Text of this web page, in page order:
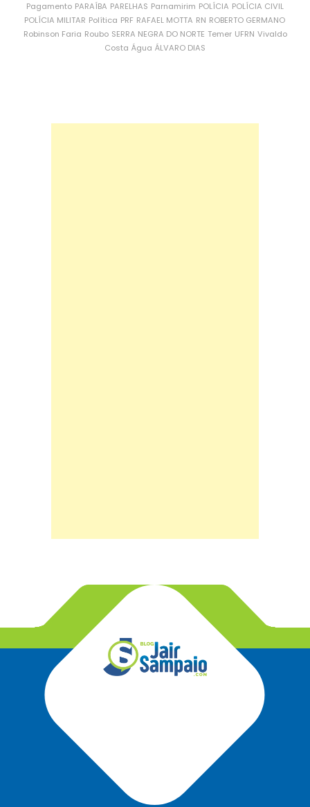
Pagamento PARAÍBA PARELHAS Parnamirim POLÍCIA POLÍCIA CIVIL
POLÍCIA MILITAR Política PRF RAFAEL MOTTA RN ROBERTO GERMANO
Robinson Faria Roubo SERRA NEGRA DO NORTE Temer UFRN Vivaldo
Costa Água ÁLVARO DIAS